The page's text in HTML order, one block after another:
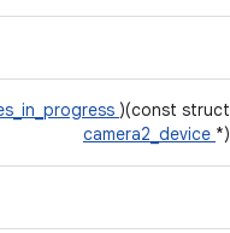
)(const struct
camera2_device *)